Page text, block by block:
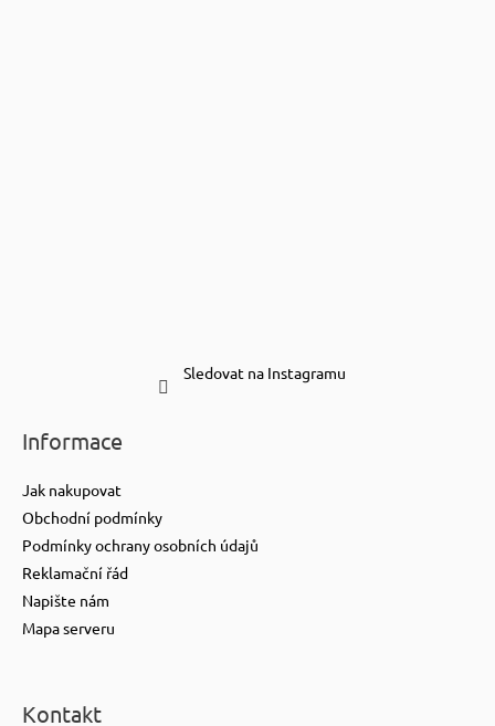
Sledovat na Instagramu
Informace
Jak nakupovat
Obchodní podmínky
Podmínky ochrany osobních údajů
Reklamační řád
Napište nám
Mapa serveru
Kontakt